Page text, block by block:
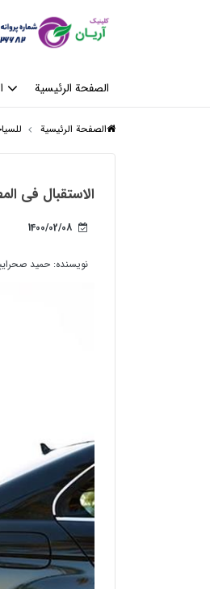
الصفحة الرئيسية
الصفحة الرئيسية
الاستقبال في
1400/02/08
نویسنده: حمید